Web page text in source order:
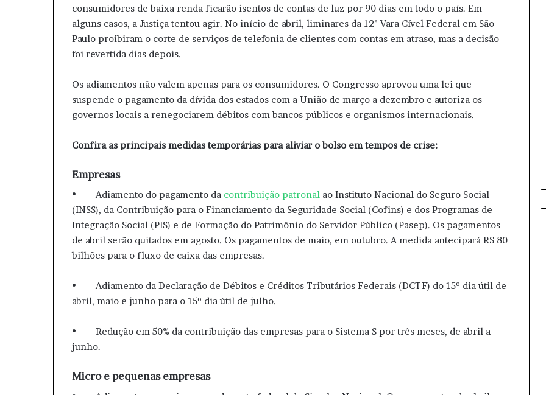
consumidores de baixa renda ficarão isentos de contas de luz por 90 dias em todo o país. Em
alguns casos, a Justiça tentou agir. No início de abril, liminares da 12ª Vara Cível Federal em São
Paulo proibiram o corte de serviços de telefonia de clientes com contas em atraso, mas a decisão
foi revertida dias depois.
Os adiamentos não valem apenas para os consumidores. O Congresso aprovou uma lei que
suspende o pagamento da dívida dos estados com a União de março a dezembro e autoriza os
governos locais a renegociarem débitos com bancos públicos e organismos internacionais.
Confira as principais medidas temporárias para aliviar o bolso em tempos de crise:
Empresas
• Adiamento do pagamento da contribuição patronal ao Instituto Nacional do Seguro Social
(INSS), da Contribuição para o Financiamento da Seguridade Social (Cofins) e dos Programas de
Integração Social (PIS) e de Formação do Patrimônio do Servidor Público (Pasep). Os pagamentos
de abril serão quitados em agosto. Os pagamentos de maio, em outubro. A medida antecipará R$ 80
bilhões para o fluxo de caixa das empresas.
• Adiamento da Declaração de Débitos e Créditos Tributários Federais (DCTF) do 15º dia útil de
abril, maio e junho para o 15º dia útil de julho.
• Redução em 50% da contribuição das empresas para o Sistema S por três meses, de abril a
junho.
Micro e pequenas empresas
o
s
t
o
r
a
s
a
ú